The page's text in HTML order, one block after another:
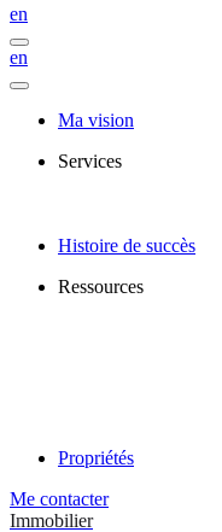
en
en
Ma vision
Services
Histoire de succès
Ressources
Propriétés
Me contacter
Immobilier